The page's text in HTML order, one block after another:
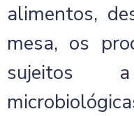
alimentos,
mesa, os
sujeitos a